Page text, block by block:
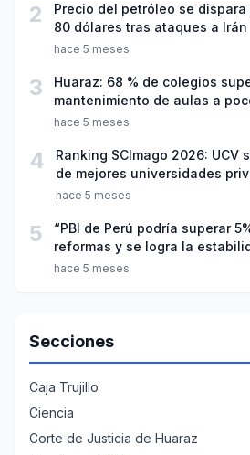
2
Precio del petróleo se
80 dólares tras ataques a Irán
hace 5 meses
3
Huaraz: 68 % de colegios
mantenimiento de aulas a
año escolar 2026
hace 5 meses
4
Ranking SCImago 2026: UCV
de mejores universidades
hace 5 meses
5
“PBI de Perú podría superar
reformas y se logra la
hace 5 meses
Secciones
Caja Trujillo
Ciencia
Corte de Justicia de Huaraz